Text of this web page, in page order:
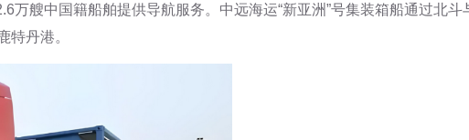
万艘中国籍船舶提供导航服务。中远海运“新亚洲”号集装箱船通过北
特丹港。